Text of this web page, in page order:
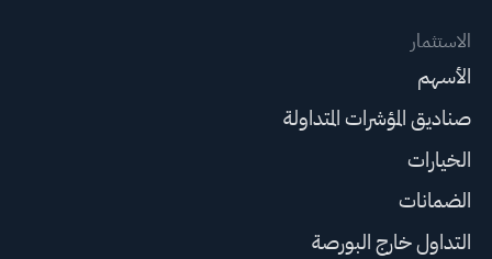
الاستثمار
الأسهم
صناديق المؤشرات المتداولة
الخيارات
الضمانات
التداول خارج البورصة